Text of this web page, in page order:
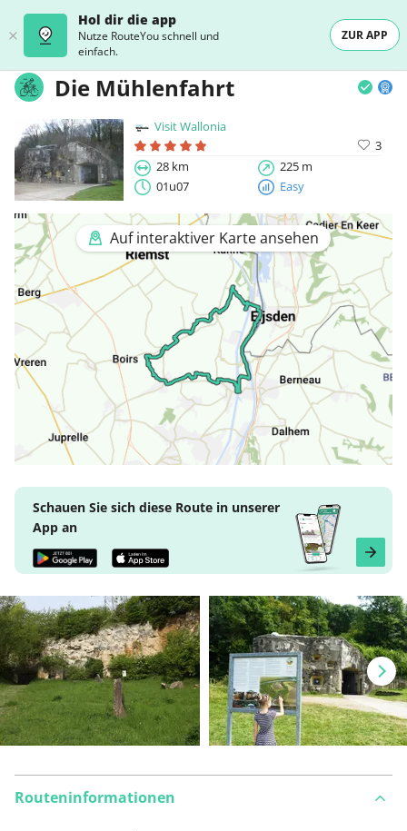
Hol dir die app
Nutze RouteYou schnell und
einfach.
ZUR APP
Die Mühlenfahrt
Visit Wallonia
3
28 km
225 m
01u07
Easy
Auf interaktiver Karte ansehen
Schauen Sie sich diese Route in unserer
App an
Routeninformationen